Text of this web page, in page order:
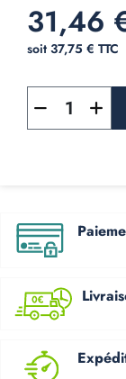
31,46
soit 37,75 € TTC